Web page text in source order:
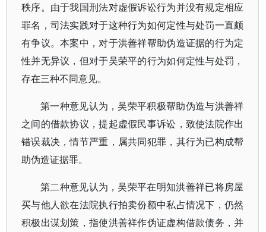
秩序。由于我国刑法对虚假诉讼行为并没有规定相应
罪名，司法实践对于这种行为如何定性与处罚一直颇
有争议。本案中，对于洪善祥帮助伪造证据的行为定
性并无异议，但对于吴荣平的行为如何定性与处罚，
存在三种不同意见。
第一种意见认为，吴荣平积极帮助伪造与洪善祥
之间的借款协议，提起虚假民事诉讼，致使法院作出
错误裁决，情节严重，属共同犯罪，其行为已构成帮
助伪造证据罪。
第二种意见认为，吴荣平在明知洪善祥已将房屋
买与他人欲在法院执行拍卖份额中私占情况下，仍然
积极出谋划策，指使洪善祥作伪证虚构借款债务，并